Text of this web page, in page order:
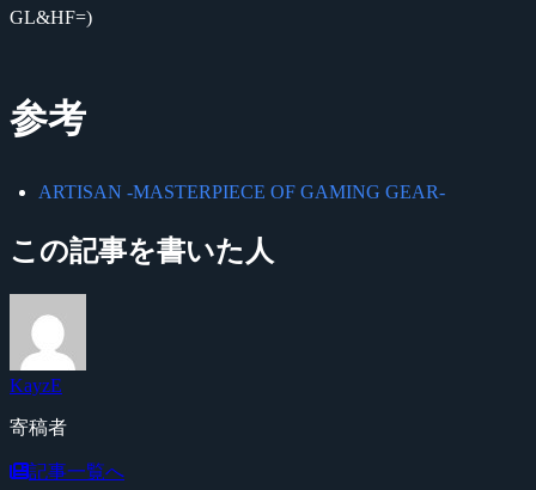
GL&HF=)
参考
ARTISAN -MASTERPIECE OF GAMING GEAR-
この記事を書いた人
KayzE
寄稿者
記事一覧へ